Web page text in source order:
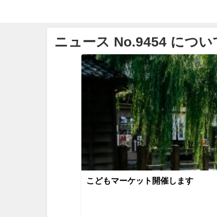
ニュース No.9454 につい
こどもマーケット開催します